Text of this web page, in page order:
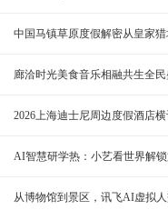
中国马镇草原度假解密从皇家
廊洽时光美食音乐相融共生全
2026上海迪士尼周边度假酒店
AI智慧研学热：小艺看世界解
从博物馆到景区，讯飞AI虚拟